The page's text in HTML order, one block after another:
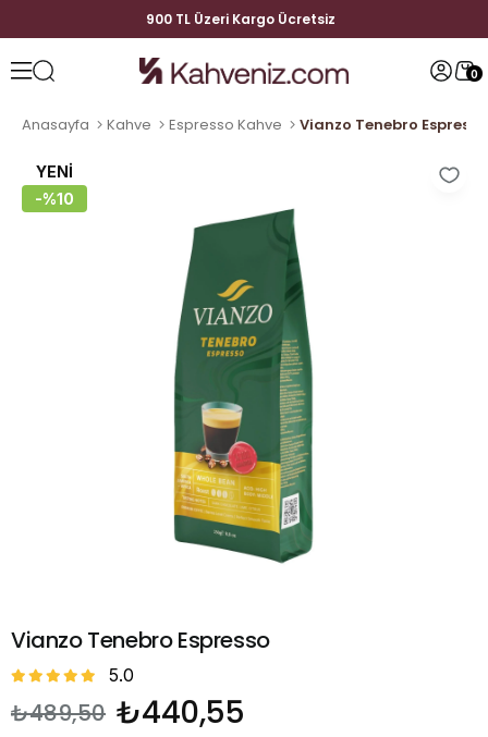
900 TL Üzeri Kargo Ücretsiz
0
Anasayfa Kahve Espresso Kahve Vianzo Tenebro Espresso
YENI
ÜRÜN
10
Vianzo Tenebro Espresso
5.0
₺489,50 ₺440,55